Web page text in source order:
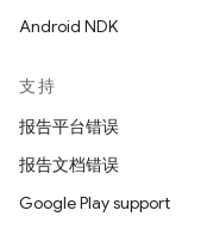
Android NDK
支持
报告平台错误
报告文档错误
Google Play support